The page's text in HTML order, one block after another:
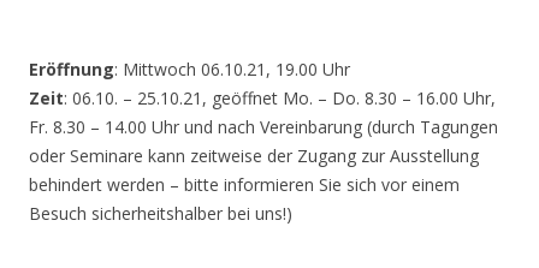
Eröffnung: Mittwoch 06.10.21, 19.00 Uhr
Zeit: 06.10. – 25.10.21, geöffnet Mo. – Do. 8.30 – 16.00 Uhr,
Fr. 8.30 – 14.00 Uhr und nach Vereinbarung (durch Tagungen
oder Seminare kann zeitweise der Zugang zur Ausstellung
behindert werden – bitte informieren Sie sich vor einem
Besuch sicherheitshalber bei uns!)